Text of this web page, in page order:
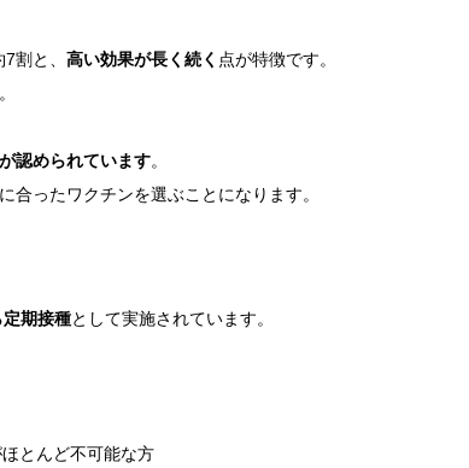
割と、 高い効果が長く続く 点が特徴です。
認められています。
ったワクチンを選ぶことになります。
期接種として実施されています。
とんど不可能な方